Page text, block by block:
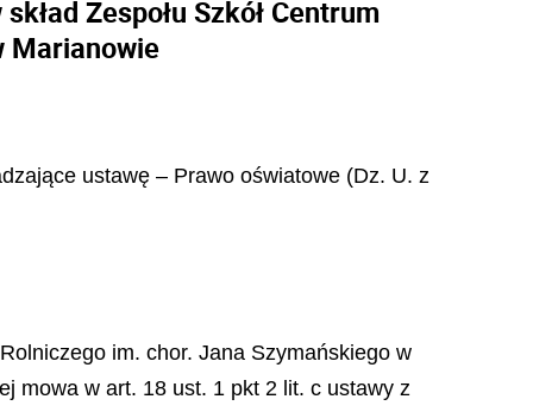
Zespołu Szkół Centrum
Marianowie
ustawę – Prawo oświatowe (Dz. U. z
im. chor. Jana Szymańskiego w
mowa w art. 18 ust. 1 pkt 2 lit. c ustawy z